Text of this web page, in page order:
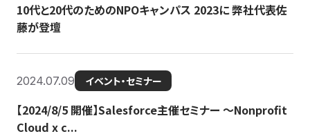
10代と20代のためのNPOキャンパス 2023に 弊社代表佐
藤が登壇
2024.07.09 イベント・セミナー
【2024/8/5 開催】Salesforce主催セミナー 〜Nonprofit
Cloud x c...